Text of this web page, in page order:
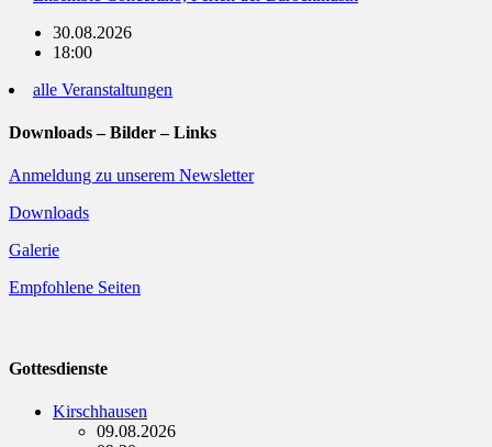
30.08.2026
18:00
alle Veranstaltungen
Downloads – Bilder – Links
Anmeldung zu unserem Newsletter
Downloads
Galerie
Empfohlene Seiten
Gottesdienste
Kirschhausen
09.08.2026